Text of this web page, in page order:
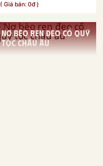
( Giá bán: 0đ )
Nơ bèo ren đeo cổ quý
tộc châu âu